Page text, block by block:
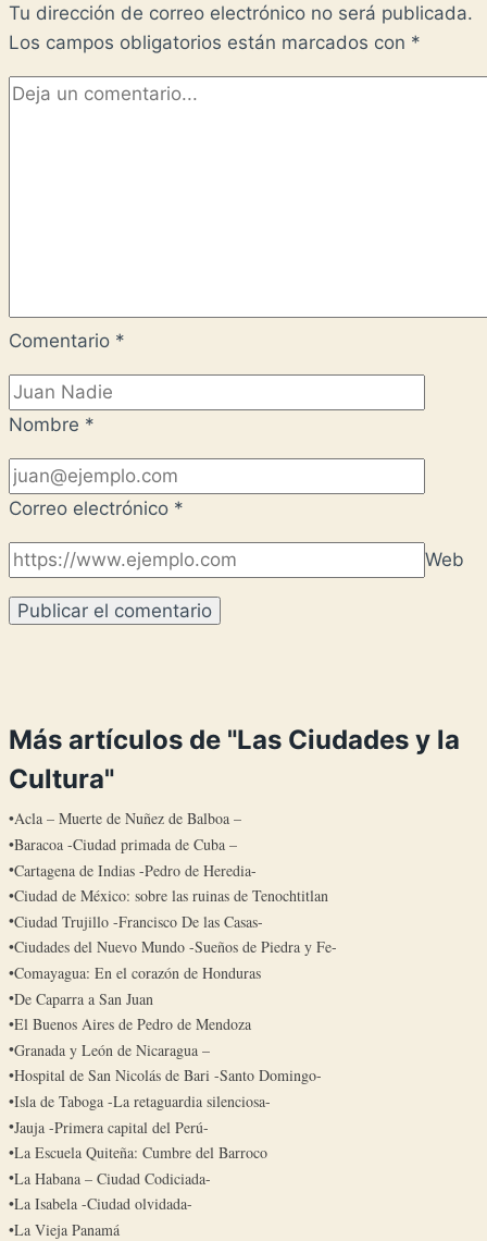
Tu dirección de correo electrónico no será publicada.
Los campos obligatorios están marcados con *
Comentario *
Nombre *
Correo electrónico *
Web
Más artículos de "Las Ciudades y la
Cultura"
Acla – Muerte de Nuñez de Balboa –
Baracoa -Ciudad primada de Cuba –
Cartagena de Indias -Pedro de Heredia-
Ciudad de México: sobre las ruinas de Tenochtitlan
Ciudad Trujillo -Francisco De las Casas-
Ciudades del Nuevo Mundo -Sueños de Piedra y Fe-
Comayagua: En el corazón de Honduras
De Caparra a San Juan
El Buenos Aires de Pedro de Mendoza
Granada y León de Nicaragua –
Hospital de San Nicolás de Bari -Santo Domingo-
Isla de Taboga -La retaguardia silenciosa-
Jauja -Primera capital del Perú-
La Escuela Quiteña: Cumbre del Barroco
La Habana – Ciudad Codiciada-
La Isabela -Ciudad olvidada-
La Vieja Panamá